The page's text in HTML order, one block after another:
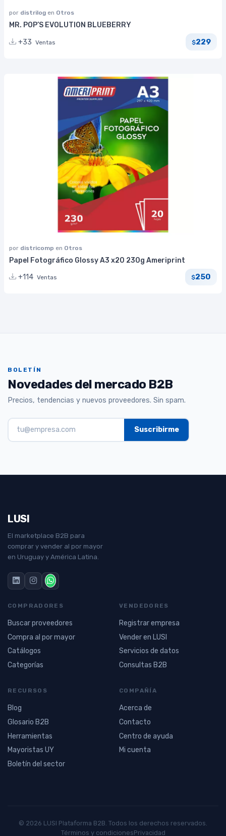
por distrilog en Otros
MR. POP’S EVOLUTION BLUEBERRY
+33 Ventas $229
por districomp en Otros
Papel Fotográfico Glossy A3 x20 230g Ameriprint
+114 Ventas $250
BOLETÍN
Novedades del mercado B2B
Precios, tendencias y nuevos proveedores. Sin spam.
LUSI
El marketplace B2B para
comprar y vender al por mayor
en Uruguay y América Latina.
COMPRADORES
Buscar proveedores
Compra al por mayor
Catálogos
Categorías
VENDEDORES
Registrar empresa
Vender en LUSI
Servicios de datos
Consultas B2B
RECURSOS
Blog
Glosario B2B
Herramientas
Mayoristas UY
Boletín del sector
COMPAÑÍA
Acerca de
Contacto
Centro de ayuda
Mi cuenta
© 2026 LUSI Plataforma B2B. Todos los derechos reservados.
Términos y condicionesPrivacidad